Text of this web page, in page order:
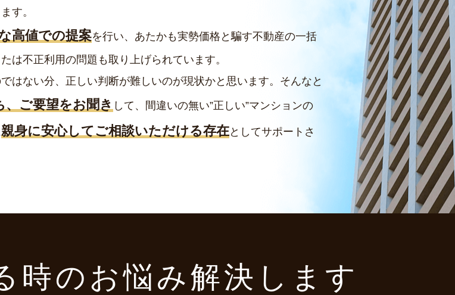
す。
高値での提案を行い、あたかも実勢価格と騙す不動産の一括
は不正利用の問題も取り上げられています。
はない分、正しい判断が難しいのが現状かと思います。そんなと
ご要望をお聞き して、間違いの無い”正しい”マンションの
親身に安心してご相談いただける存在としてサポートさ
時の お悩み解決します